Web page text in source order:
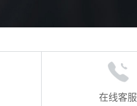
在线客服